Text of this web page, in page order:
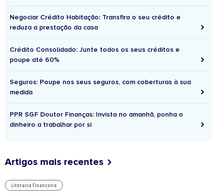
Negociar Crédito Habitação: Transfira o seu crédito e
reduza a prestação da casa
Crédito Consolidado: Junte todos os seus créditos e
poupe até 60%
Seguros: Poupe nos seus seguros, com coberturas à sua
medida
PPR SGF Doutor Finanças: Invista no amanhã, ponha o
dinheiro a trabalhar por si
Artigos mais recentes
Literacia Financeira